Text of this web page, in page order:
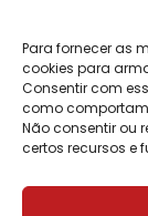
Para fornecer as
cookies para
Consentir com
como
Não consentir ou
certos recursos e
© Copyright